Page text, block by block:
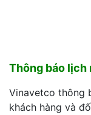
Thông báo lịch
Vinavetco thông
khách hàng và